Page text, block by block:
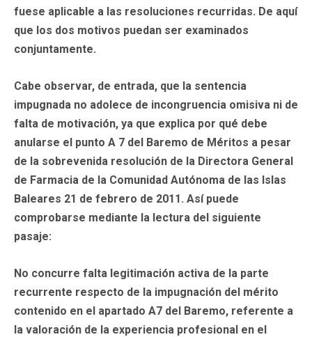
fuese aplicable a las resoluciones recurridas. De aquí
que los dos motivos puedan ser examinados
conjuntamente.
Cabe observar, de entrada, que la sentencia
impugnada no adolece de incongruencia omisiva ni de
falta de motivación, ya que explica por qué debe
anularse el punto A 7 del Baremo de Méritos a pesar
de la sobrevenida resolución de la Directora General
de Farmacia de la Comunidad Autónoma de las Islas
Baleares 21 de febrero de 2011. Así puede
comprobarse mediante la lectura del siguiente
pasaje:
No concurre falta legitimación activa de la parte
recurrente respecto de la impugnación del mérito
contenido en el apartado A7 del Baremo, referente a
la valoración de la experiencia profesional en el